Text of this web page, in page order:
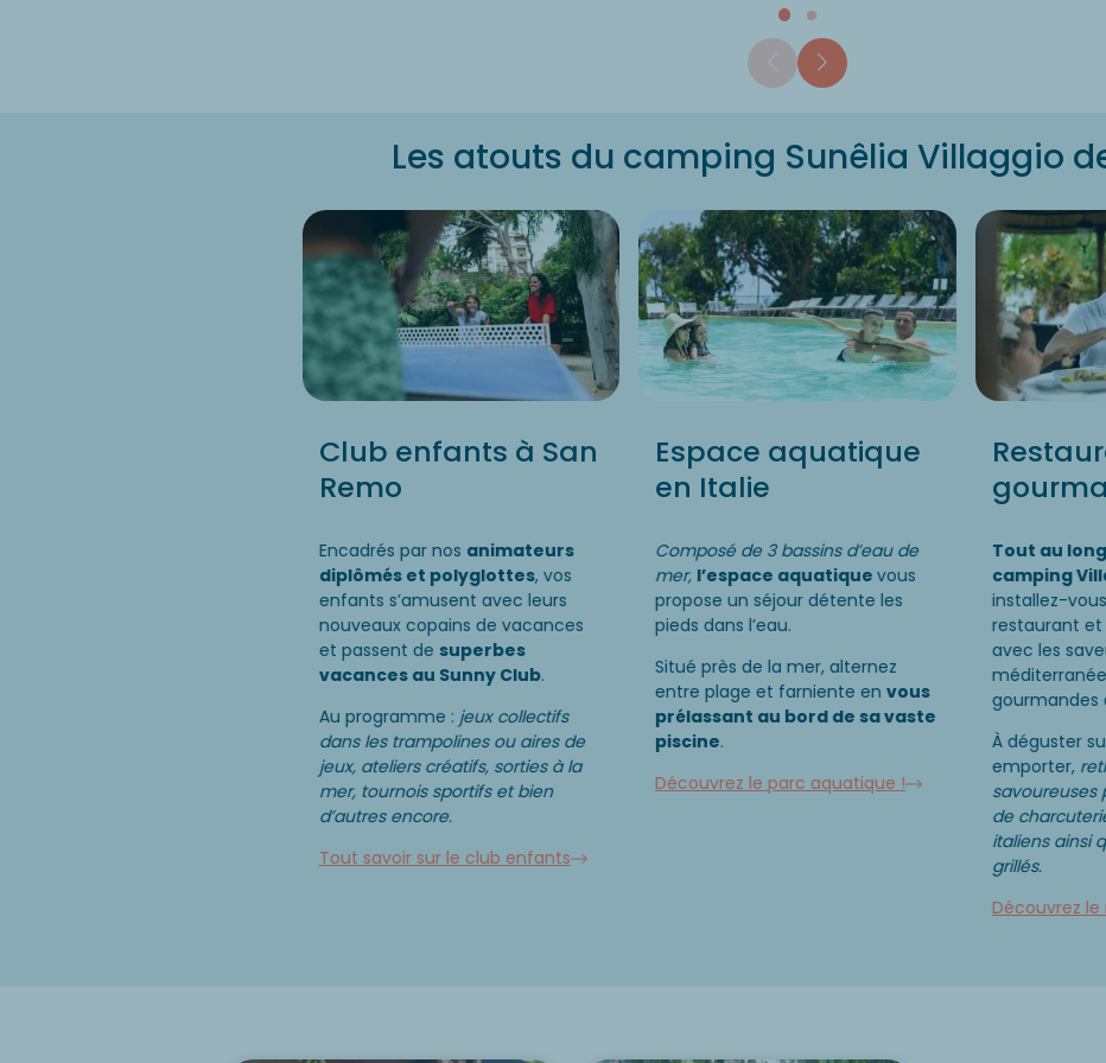
Les atouts du camping Sunêlia Villaggio
Club enfants à San
Remo
Encadrés par nos animateurs
diplômés et polyglottes, vos
enfants s’amusent avec leurs
nouveaux copains de vacances
et passent de superbes
vacances au Sunny Club.
Au programme : jeux collectifs
dans les trampolines ou aires de
jeux, ateliers créatifs, sorties à la
mer, tournois sportifs et bien
d’autres encore.
Tout savoir sur le club enfants
Espace aquatique
en Italie
Composé de 3 bassins d’eau de
mer, l’espace aquatiquevous
propose un séjour détente les
pieds dans l’eau.
Situé près de la mer, alternez
entre plage et farniente envous
prélassant au bord de sa vaste
piscine.
Découvrez le parc aquatique !
Tout au
camping
installez-
restaurant et
avec les
gourmandes
À déguster
emporter,
savoureuses
de
italiens ainsi
grillés.
Découvrez